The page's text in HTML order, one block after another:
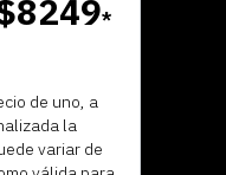
*
de uno, a
la
variar de